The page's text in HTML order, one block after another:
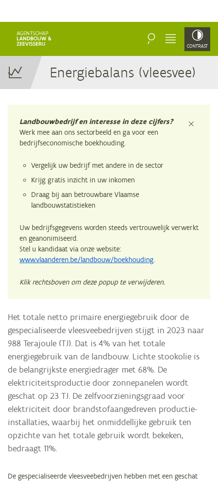
ZOEKEN MENU CONTRAST
Ener­gie­ba­lans (vlees­vee)
sluiten
Landbouwbedrijf en interesse in deze cijfers?
Werk mee aan ons sectorbeeld en ga voor een
bedrijfseconomische boekhouding.
Vergelijk uw bedrijf met andere in de sector
Krijg gratis inzicht in uw inkomen
Draag bij aan betrouwbare Vlaamse
landbouwstatistieken
Uw bedrijfsgegevens worden steeds vertrouwelijk verwerkt
en geanonimiseerd.
Stel u kandidaat via onze website:
www.vlaanderen.be/landbouw/boekhouding.
Klik rechtsboven om deze popup te verwijderen.
Het totale netto primaire energiegebruik door de
gespecialiseerde vleesveebedrijven stijgt in 2023 naar
988 Terajoule (TJ). Dat is 4% van het totale
energiegebruik van de landbouw. Lichte stookolie is
de belangrijkste energiedrager met 68%. De
elektriciteitsproductie door zonnepanelen wordt
geschat op 23 TJ. De zelfvoorzieningsgraad voor
elektriciteit door brandstofaangedreven productie-
installaties, waarbij het onmiddellijke gebruik ten
opzichte van het totale gebruik wordt bekeken,
bedraagt 11%.
De gespecialiseerde vleesveebedrijven hebben met een geschat